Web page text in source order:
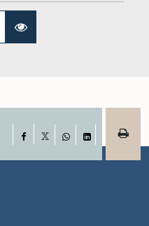
Facebook
WhatsApp
LinkedIn